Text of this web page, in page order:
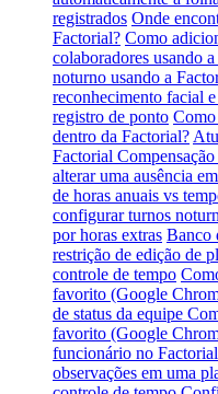
registrados Onde
Factorial? Como
colaboradores usando
noturno usando a
reconhecimento facial
registro de ponto Como
dentro da Factorial?
Factorial
alterar uma ausência
de horas anuais vs
configurar turnos
por horas extras Banco
restrição de edição de
controle de tempo
favorito (Google
de status da equipe
favorito (Google
funcionário no Factorial
observações em uma